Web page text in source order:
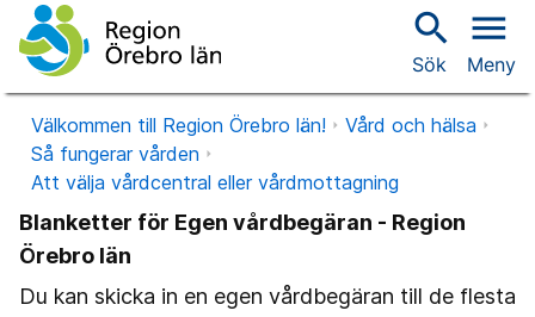
search
Sök
menu
Meny
Välkommen till Region Örebro län!
Vård och hälsa
Så fungerar vården
Att välja vårdcentral eller vårdmottagning
Blanketter för Egen vårdbegäran - Region
Örebro län
Du kan skicka in en egen vårdbegäran till de flesta